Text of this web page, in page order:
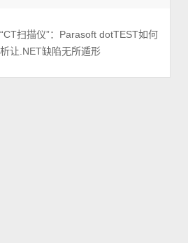
扫描仪”：Parasoft dotTEST如何
让.NET缺陷无所遁形